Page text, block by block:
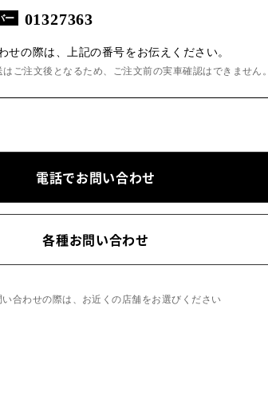
ー 01327363
せの際は、上記の番号をお伝えください。
ご注文後となるため、ご注文前の実車確認はできません。
電話でお問い合わせ
各種お問い合わせ
合わせの際は、お近くの店舗をお選びください